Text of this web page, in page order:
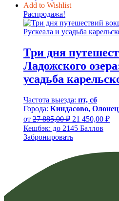
15
Add to Wishlist
Распродажа!
Три дня
Ладожского
усадьба
Частота выезда: пт, сб
Города: Киндасово,
от 27 885,00₽
цена
составляла
27
885,00 ₽.
21 450,00 ₽
Кешбэк: до 2145 Баллов
Забронировать